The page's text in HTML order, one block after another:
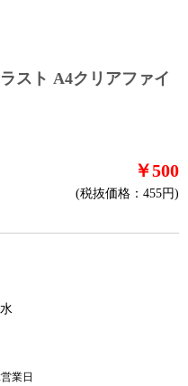
スト A4クリアファイ
￥500
(税抜価格：455円)
業日